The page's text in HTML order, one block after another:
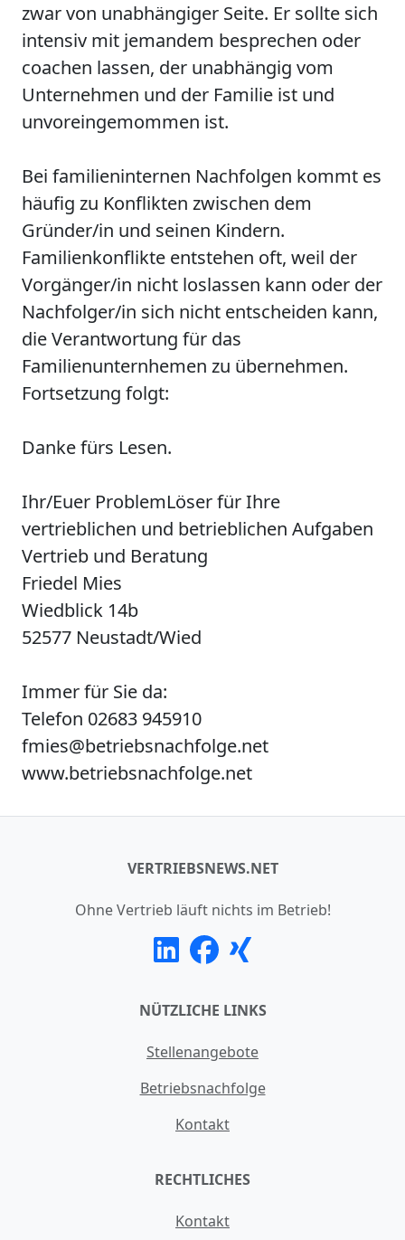
zwar von unabhängiger Seite. Er sollte sich
intensiv mit jemandem besprechen oder
coachen lassen, der unabhängig vom
Unternehmen und der Familie ist und
unvoreingemommen ist.
Bei familieninternen Nachfolgen kommt es
häufig zu Konflikten zwischen dem
Gründer/in und seinen Kindern.
Familienkonflikte entstehen oft, weil der
Vorgänger/in nicht loslassen kann oder der
Nachfolger/in sich nicht entscheiden kann,
die Verantwortung für das
Familienunternhemen zu übernehmen.
Fortsetzung folgt:
Danke fürs Lesen.
Ihr/Euer ProblemLöser für Ihre
vertrieblichen und betrieblichen Aufgaben
Vertrieb und Beratung
Friedel Mies
Wiedblick 14b
52577 Neustadt/Wied
Immer für Sie da:
Telefon 02683 945910
fmies@betriebsnachfolge.net
www.betriebsnachfolge.net
VERTRIEBSNEWS.NET
Ohne Vertrieb läuft nichts im Betrieb!
NÜTZLICHE LINKS
Stellenangebote
Betriebsnachfolge
Kontakt
RECHTLICHES
Kontakt